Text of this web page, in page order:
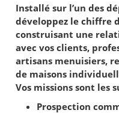
Installé sur l’un des
développez le chiffre
construisant une
avec vos clients,
artisans menuisiers,
de maisons
Vos missions sont les
Prospection